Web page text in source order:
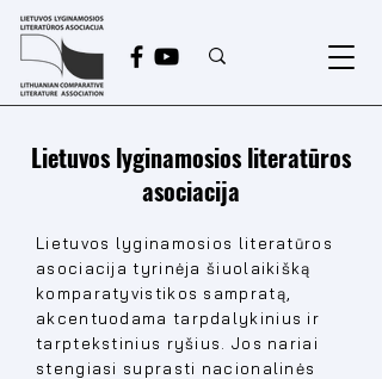
Lietuvos lyginamosios literatūros
asociacija
Lietuvos lyginamosios literatūros
asociacija tyrinėja šiuolaikišką
komparatyvistikos sampratą,
akcentuodama tarpdalykinius ir
tarptekstinius ryšius. Jos nariai
stengiasi suprasti nacionalinės